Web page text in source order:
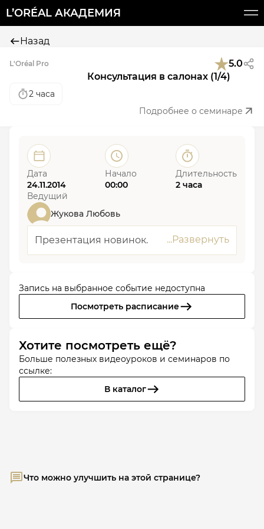
L’ORÉAL АКАДЕМИЯ
Назад
L'Oréal Pro
5.0
Консультация в салонах (1/4)
2 часа
Подробнее о семинаре
Дата
24.11.2014
Начало
00:00
Длительность
2 часа
Ведущий
Жукова Любовь
Презентация новинок.
Запись на выбранное событие недоступна
Посмотреть расписание
Хотите посмотреть ещё?
Больше полезных видеоуроков и семинаров по
ссылке:
В каталог
Что можно улучшить на этой странице?